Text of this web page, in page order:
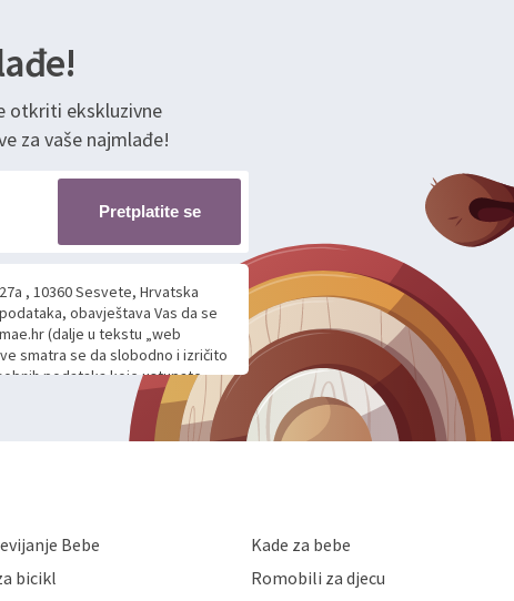
otkriti ekskluzivne
za vaše najmlađe!
Pretplatite se
, 10360 Sesvete, Hrvatska
obavještava Vas da se
(dalje u tekstu „web
smatra se da slobodno i izričito
podataka koje ustupate
komunikacije na Vaš upit
davanju podataka te ovu Izjavu
osobne podatke u jednu od
osobnih podataka od
povjerljivost Vaših osobnih
Bebe Kade za bebe
bicikl
Romobili za djecu